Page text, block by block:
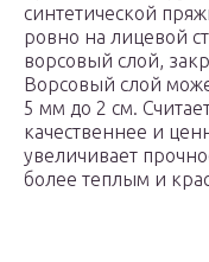
синтетической
ровно на лицевой
ворсовый слой,
Ворсовый слой
5 мм до 2 см.
качественнее и
увеличивает
более теплым и